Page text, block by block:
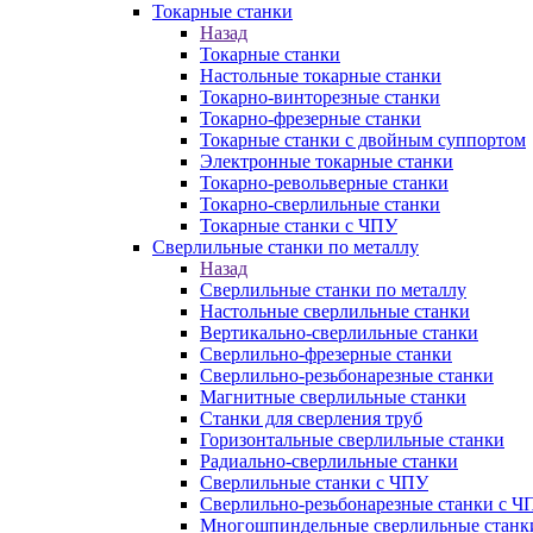
Токарные станки
Назад
Токарные станки
Настольные токарные станки
Токарно-винторезные станки
Токарно-фрезерные станки
Токарные станки с двойным суппортом
Электронные токарные станки
Токарно-револьверные станки
Токарно-сверлильные станки
Токарные станки с ЧПУ
Сверлильные станки по металлу
Назад
Сверлильные станки по металлу
Настольные сверлильные станки
Вертикально-сверлильные станки
Сверлильно-фрезерные станки
Сверлильно-резьбонарезные станки
Магнитные сверлильные станки
Станки для сверления труб
Горизонтальные сверлильные станки
Радиально-сверлильные станки
Сверлильные станки с ЧПУ
Сверлильно-резьбонарезные станки с
Многошпиндельные сверлильные